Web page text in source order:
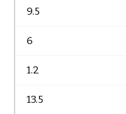
9.5
6
1.2
13.5